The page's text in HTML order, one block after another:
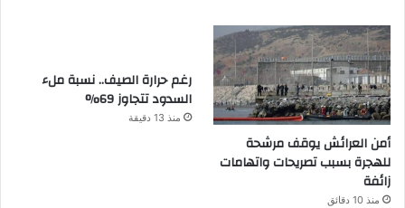
أمن العرائش يوقف مرشحة
للهجرة بسبب تصريحات واتهامات
زائفة
منذ 10 دقائق
رغم حرارة الصيف.. نسبة ملء
السدود تتجاوز 69%
منذ 13 دقيقة